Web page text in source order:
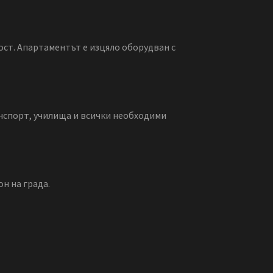
Апартаментът е изцяло оборудван с
училища и всички необходими
на града.